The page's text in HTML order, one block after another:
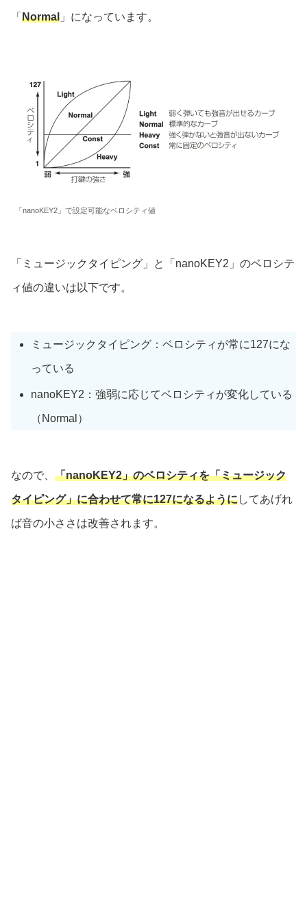
「 Normal 」になっています。
「nanoKEY2」で設定可能なベロシティ値
「ミュージックタイピング」と「nanoKEY2」のベロシテ
ィ値の違いは以下です。
ミュージックタイピング：ベロシティが常に127にな
っている
nanoKEY2：強弱に応じてベロシティが変化している
（Normal）
なので、 「nanoKEY2」のベロシティを「ミュージック
タイピング」に合わせて常に127になるようにしてあげれ
ば音の小ささは改善されます。